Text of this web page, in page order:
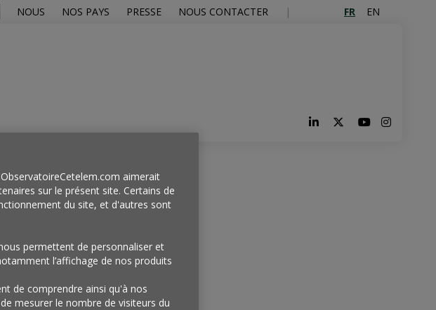
NOUS NOS PAYS PRESSE NOUS CONTACTER FR EN
aimerait
sur le présent site. Certains de
du site, et d'autres sont
permettent de personnaliser et
l’affichage de nos produits
de comprendre ainsi qu'à nos
mesurer le nombre de visiteurs du